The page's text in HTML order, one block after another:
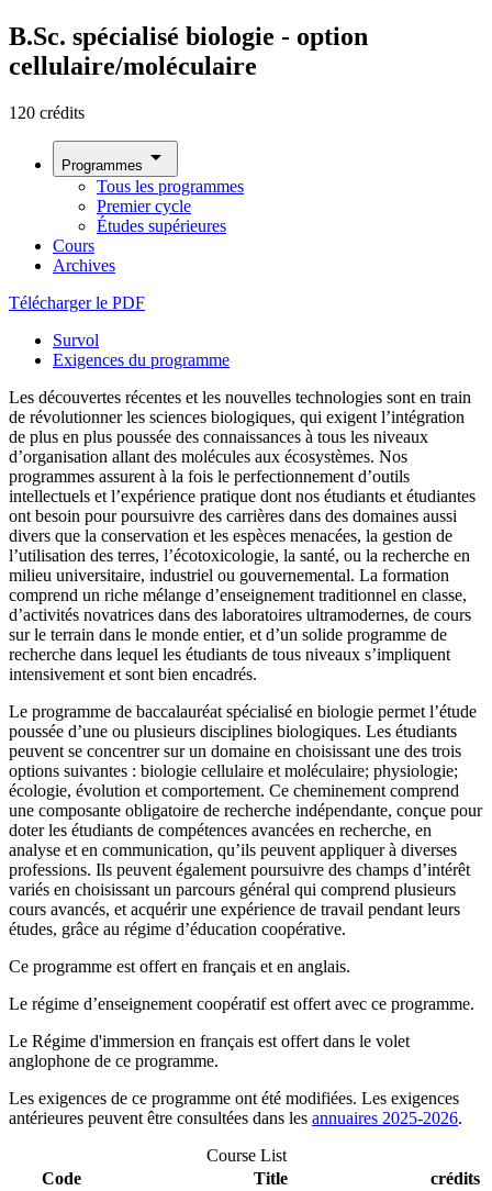
B.Sc. spécialisé biologie - option
cellulaire/moléculaire
120 crédits
Programmes arrow_drop_down
Tous les programmes
Premier cycle
Études supérieures
Cours
Archives
Télécharger le PDF
Survol
Exigences du programme
Les découvertes récentes et les nouvelles technologies sont en train
de révolutionner les sciences biologiques, qui exigent l’intégration
de plus en plus poussée des connaissances à tous les niveaux
d’organisation allant des molécules aux écosystèmes. Nos
programmes assurent à la fois le perfectionnement d’outils
intellectuels et l’expérience pratique dont nos étudiants et étudiantes
ont besoin pour poursuivre des carrières dans des domaines aussi
divers que la conservation et les espèces menacées, la gestion de
l’utilisation des terres, l’écotoxicologie, la santé, ou la recherche en
milieu universitaire, industriel ou gouvernemental. La formation
comprend un riche mélange d’enseignement traditionnel en classe,
d’activités novatrices dans des laboratoires ultramodernes, de cours
sur le terrain dans le monde entier, et d’un solide programme de
recherche dans lequel les étudiants de tous niveaux s’impliquent
intensivement et sont bien encadrés.
Le programme de baccalauréat spécialisé en biologie permet l’étude
poussée d’une ou plusieurs disciplines biologiques. Les étudiants
peuvent se concentrer sur un domaine en choisissant une des trois
options suivantes : biologie cellulaire et moléculaire; physiologie;
écologie, évolution et comportement. Ce cheminement comprend
une composante obligatoire de recherche indépendante, conçue pour
doter les étudiants de compétences avancées en recherche, en
analyse et en communication, qu’ils peuvent appliquer à diverses
professions. Ils peuvent également poursuivre des champs d’intérêt
variés en choisissant un parcours général qui comprend plusieurs
cours avancés, et acquérir une expérience de travail pendant leurs
études, grâce au régime d’éducation coopérative.
Ce programme est offert en français et en anglais.
Le régime d’enseignement coopératif est offert avec ce programme.
Le Régime d'immersion en français est offert dans le volet
anglophone de ce programme.
Les exigences de ce programme ont été modifiées. Les exigences
antérieures peuvent être consultées dans les annuaires 2025-2026.
Course List
Code
Title
crédits